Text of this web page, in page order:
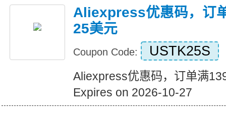
Aliexpress优惠码，订
25美元
Coupon Code: USTK25S
Aliexpress优惠码，订单满
Expires on 2026-10-27